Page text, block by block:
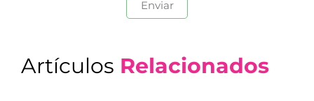
Artículos Relacionados